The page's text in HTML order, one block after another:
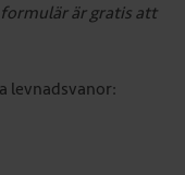
är gratis att
levnadsvanor: